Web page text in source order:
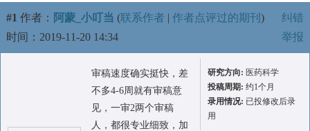
#1 作者： 阿蒙_小叮当 (联系作者 | 作者点评过的期刊 )
时间：2019-11-20 14:34
纠错
举报
审稿速度确实挺快，差
不多4-6周就有审稿意
见，一审2两个审稿
人，都很专业细致，加
研究方向: 医药科学
投稿周期: 约1个月
录用情况: 已投修改后录
用